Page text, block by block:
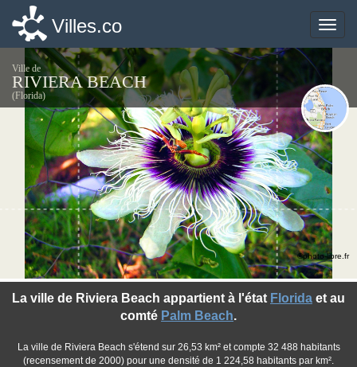
Toggle
Villes.co
Ville de
RIVIERA BEACH
(Florida)
La ville de Riviera Beach appartient à l'état Florida et au
comté Palm Beach.
La ville de Riviera Beach s'étend sur 26,53 km² et compte 32 488 habitants
(recensement de 2000) pour une densité de 1 224,58 habitants par km².
©photo-libre.fr
Toggle
Villes.co